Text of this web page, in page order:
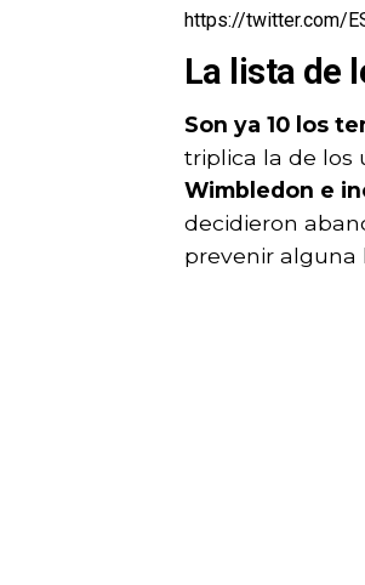
https://twitter.com/
La lista de
Son ya 10 los
triplica la de los
Wimbledon e
decidieron
prevenir alguna